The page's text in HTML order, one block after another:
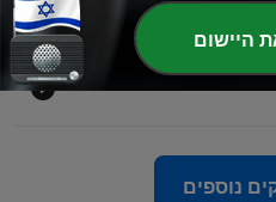
נוספים
היישום